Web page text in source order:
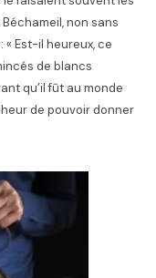
non sans
« Est-il heureux, ce
de blancs
qu’il fût au monde
de pouvoir donner